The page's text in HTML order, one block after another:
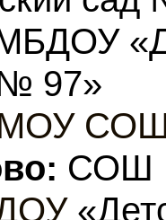
97»
СОШ